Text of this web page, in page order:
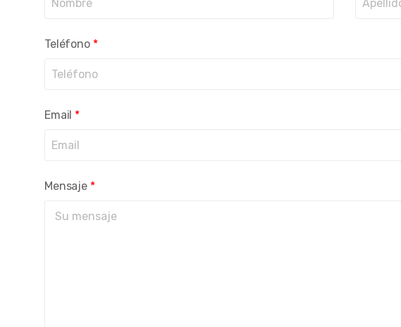
Teléfono *
Email *
Mensaje *